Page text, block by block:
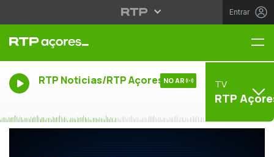
Entrar
RTP Noticias/RTP Açores NO AR TV
RTP